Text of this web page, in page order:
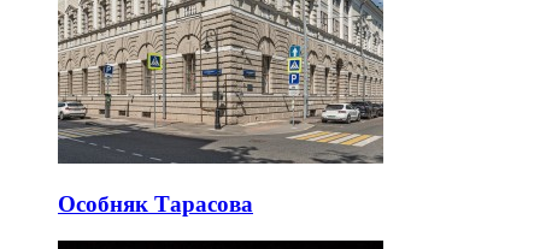
Особняк Тарасова